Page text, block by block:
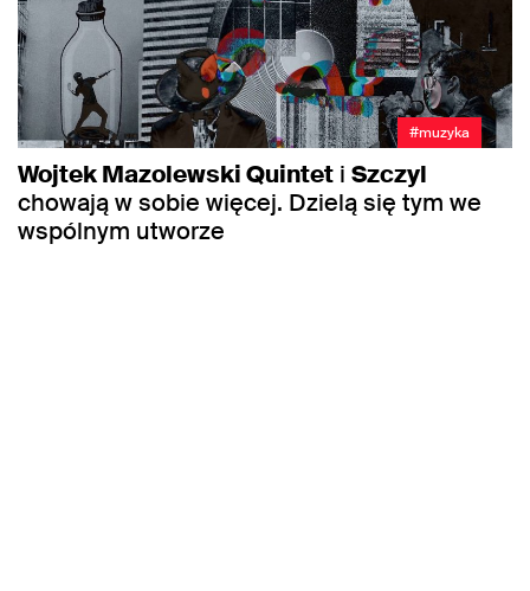
#muzyka
Wojtek Mazolewski Quintet i Szczyl
chowają w sobie więcej. Dzielą się tym we
wspólnym utworze